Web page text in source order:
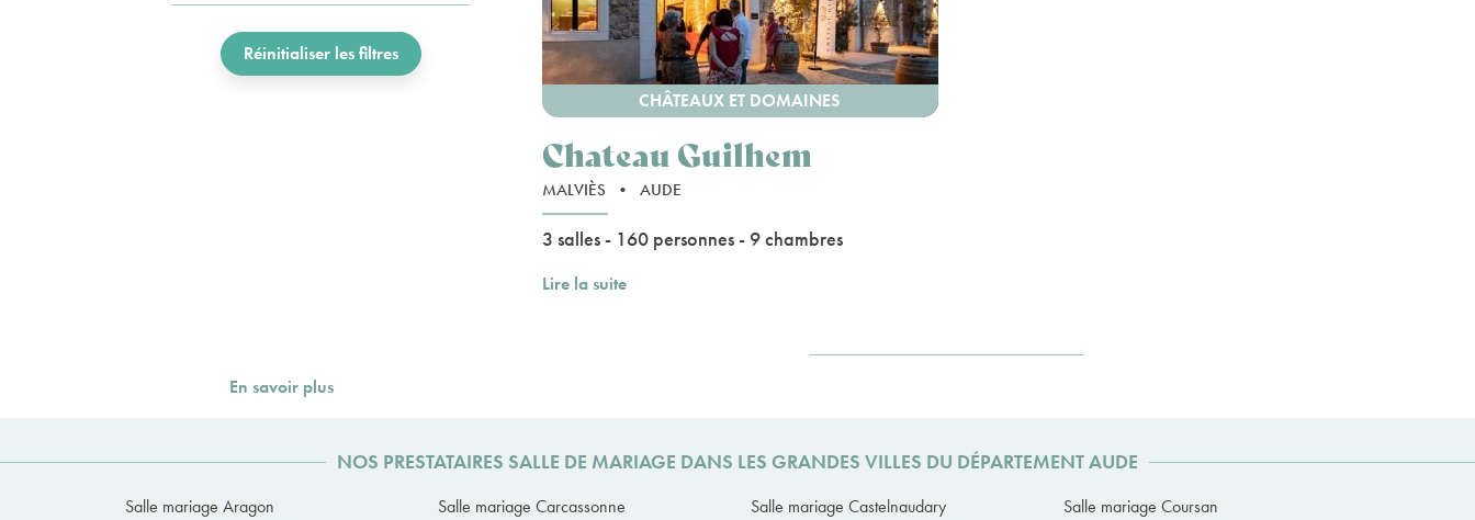
Réinitialiser les filtres
CHÂTEAUX ET DOMAINES
Chateau Guilhem
MALVIÈS • AUDE
3 salles - 160 personnes - 9 chambres
Lire la suite
En savoir plus
NOS PRESTATAIRES SALLE DE MARIAGE DANS LES GRANDES VILLES DU DÉPARTEMENT AUDE
Salle mariage Aragon Salle mariage Carcassonne Salle mariage Castelnaudary
Salle mariage Coursan